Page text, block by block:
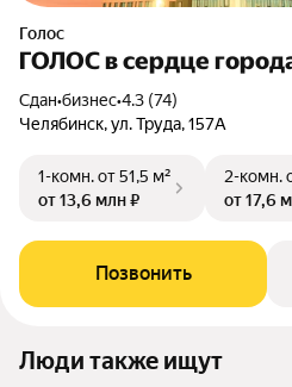
Голос
ГОЛОС в сердце
Сдан•бизнес•4.3 (74)
Челябинск, ул. Труда, 157А
1-комн.от 51,5 м²
от 13,6 млн ₽
2-комн.
от 17,6
Позвонить
Люди также ищут